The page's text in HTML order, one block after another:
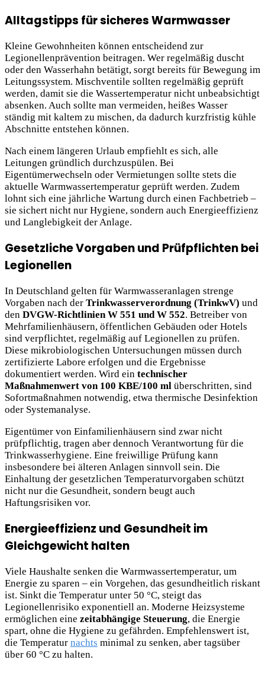
Alltagstipps für sicheres Warmwasser
Kleine Gewohnheiten können entscheidend zur
Legionellenprävention beitragen. Wer regelmäßig duscht
oder den Wasserhahn betätigt, sorgt bereits für Bewegung im
Leitungssystem. Mischventile sollten regelmäßig geprüft
werden, damit sie die Wassertemperatur nicht unbeabsichtigt
absenken. Auch sollte man vermeiden, heißes Wasser
ständig mit kaltem zu mischen, da dadurch kurzfristig kühle
Abschnitte entstehen können.
Nach einem längeren Urlaub empfiehlt es sich, alle
Leitungen gründlich durchzuspülen. Bei
Eigentümerwechseln oder Vermietungen sollte stets die
aktuelle Warmwassertemperatur geprüft werden. Zudem
lohnt sich eine jährliche Wartung durch einen Fachbetrieb –
sie sichert nicht nur Hygiene, sondern auch Energieeffizienz
und Langlebigkeit der Anlage.
Gesetzliche Vorgaben und Prüfpflichten bei
Legionellen
In Deutschland gelten für Warmwasseranlagen strenge
Vorgaben nach der Trinkwasserverordnung (TrinkwV) und
den DVGW-Richtlinien W 551 und W 552. Betreiber von
Mehrfamilienhäusern, öffentlichen Gebäuden oder Hotels
sind verpflichtet, regelmäßig auf Legionellen zu prüfen.
Diese mikrobiologischen Untersuchungen müssen durch
zertifizierte Labore erfolgen und die Ergebnisse
dokumentiert werden. Wird ein technischer
Maßnahmenwert von 100 KBE/100 ml überschritten, sind
Sofortmaßnahmen notwendig, etwa thermische Desinfektion
oder Systemanalyse.
Eigentümer von Einfamilienhäusern sind zwar nicht
prüfpflichtig, tragen aber dennoch Verantwortung für die
Trinkwasserhygiene. Eine freiwillige Prüfung kann
insbesondere bei älteren Anlagen sinnvoll sein. Die
Einhaltung der gesetzlichen Temperaturvorgaben schützt
nicht nur die Gesundheit, sondern beugt auch
Haftungsrisiken vor.
Energieeffizienz und Gesundheit im
Gleichgewicht halten
Viele Haushalte senken die Warmwassertemperatur, um
Energie zu sparen – ein Vorgehen, das gesundheitlich riskant
ist. Sinkt die Temperatur unter 50 °C, steigt das
Legionellenrisiko exponentiell an. Moderne Heizsysteme
ermöglichen eine zeitabhängige Steuerung, die Energie
spart, ohne die Hygiene zu gefährden. Empfehlenswert ist,
die Temperatur nachts minimal zu senken, aber tagsüber
über 60 °C zu halten.